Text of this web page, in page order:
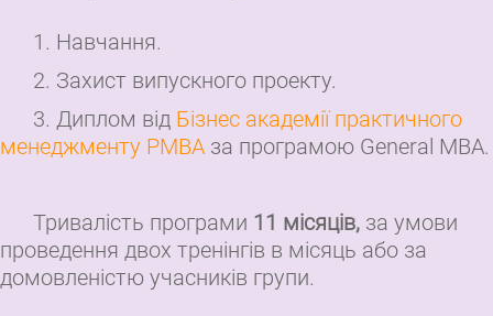
1. Навчання.
2. Захист випускного проекту.
3. Диплом від Бізнес академії практичного
менеджменту РМВА за програмою General MBA.
Тривалість програми 11 місяців​, за умови
проведення двох тренінгів в місяць або за
домовленістю учасників групи.